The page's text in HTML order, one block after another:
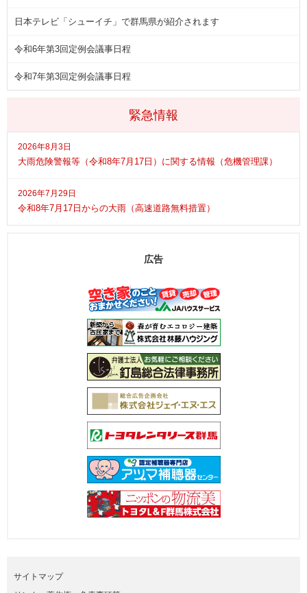
緊急情報
2026年8月3日
大雨危険警報等（令和8年7月17日）に関する情報（危機管理課）
2026年7月29日
令和8年7月17日からの大雨（高速道路無料措置）
日本テレビ「シューイチ」で群馬県が紹介されます
令和6年第3回定例会議事日程
令和7年第3回定例会議事日程
広告
サイトマップ